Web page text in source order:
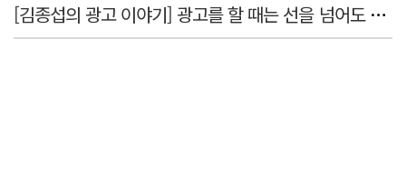
[김종섭의 광고 이야기] 광고를 할 때는 선을 넘어도 좋습니다.